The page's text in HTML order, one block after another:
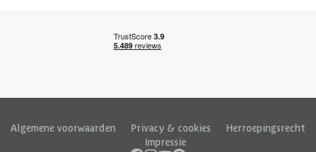
Algemene voorwaarden Privacy & cookies
Herroepingsrecht
Impressie